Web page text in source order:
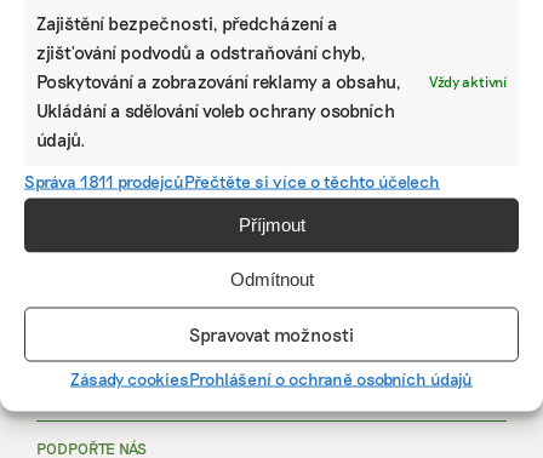
Zajištění bezpečnosti, předcházení a
zjišťování podvodů a odstraňování chyb,
Poskytování a zobrazování reklamy a obsahu,
Ukládání a sdělování voleb ochrany osobních
údajů.
Vždy aktivní
Správa 1811 prodejcůPřečtěte si více o těchto účelech
Příjmout
Odmítnout
Spravovat možnosti
Zásady cookiesProhlášení o ochraně osobních údajů
PRÁCE, KTERÁ ZLEPŠÍ SVĚT
mutualus
Stáž: právnička nebo právník v oblasti
právnička/právník
Více naEkoJobs>
PODPOŘTE NÁS